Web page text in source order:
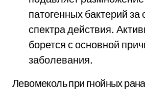
патогенных бактерий за
спектра действия.
борется с основной
заболевания.
Левомеколь при гнойных